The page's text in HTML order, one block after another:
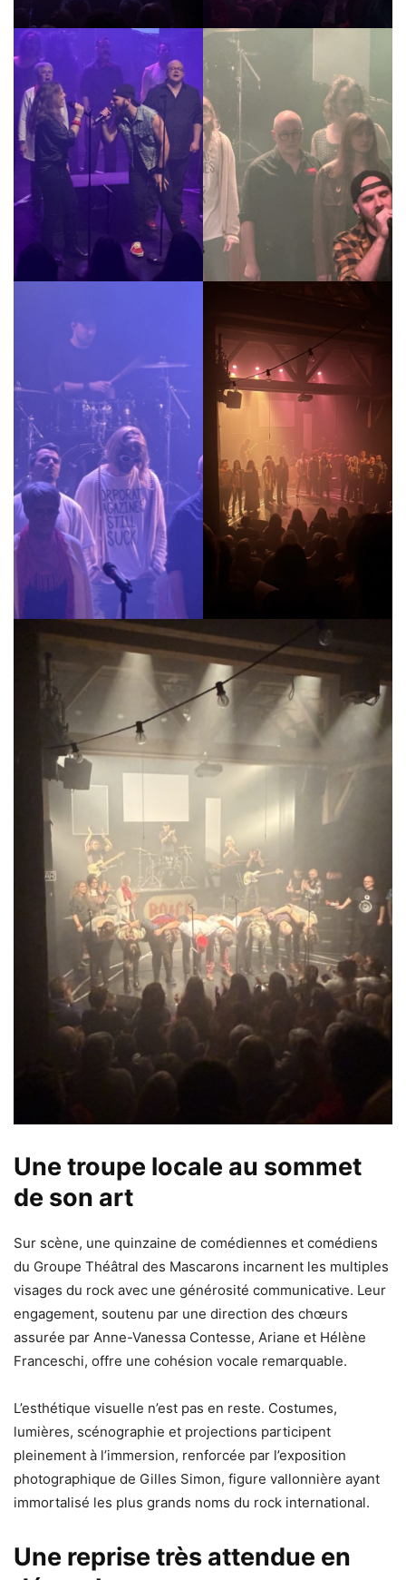
Une troupe locale au sommet
de son art
Sur scène, une quinzaine de comédiennes et comédiens
du Groupe Théâtral des Mascarons incarnent les multiples
visages du rock avec une générosité communicative. Leur
engagement, soutenu par une direction des chœurs
assurée par Anne-Vanessa Contesse, Ariane et Hélène
Franceschi, offre une cohésion vocale remarquable.
L’esthétique visuelle n’est pas en reste. Costumes,
lumières, scénographie et projections participent
pleinement à l’immersion, renforcée par l’exposition
photographique de Gilles Simon, figure vallonnière ayant
immortalisé les plus grands noms du rock international.
Une reprise très attendue en